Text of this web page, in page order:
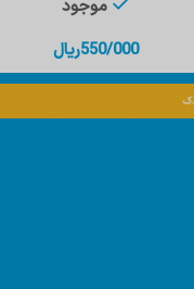
موجود
550/000ریال